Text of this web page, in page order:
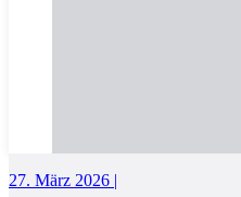
27. März 2026 |